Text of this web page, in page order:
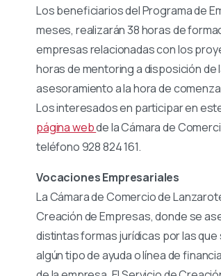
Los beneficiarios del Programa de
meses, realizarán 38 horas de
empresas relacionadas con los
horas de mentoring a disposición
asesoramiento a la hora de
Los interesados en participar en
página webde la Cámara de
teléfono 928 824 161.
Vocaciones Empresariales
La Cámara de Comercio de
Creación de Empresas, donde se
distintas formas jurídicas por las
algún tipo de ayuda o línea de